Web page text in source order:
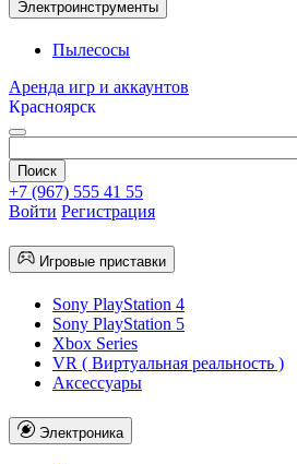
Электроинструменты
Пылесосы
Аренда игр и аккаунтов
Красноярск
+7 (967) 555 41 55
Войти Регистрация
Игровые приставки
Sony PlayStation 4
Sony PlayStation 5
Xbox Series
VR ( Виртуальная реальность )
Аксессуары
Электроника